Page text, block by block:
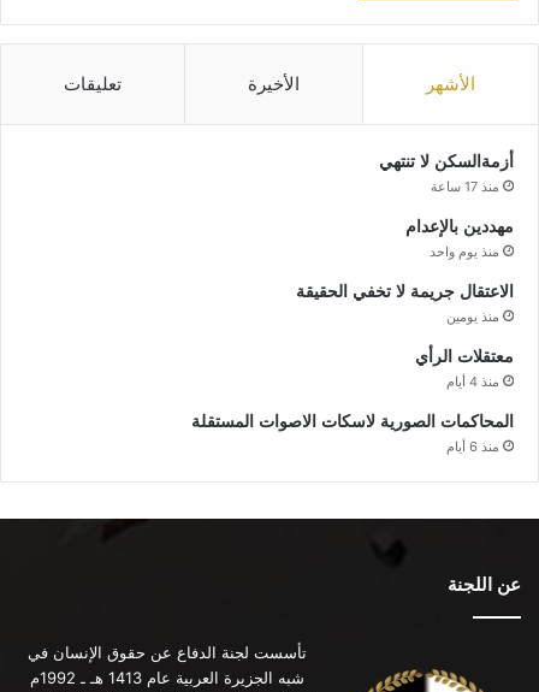
الأشهر الأخيرة تعليقات
أزمةالسكن لا تنتهي
منذ 17 ساعة
مهددين بالإعدام
منذ يوم واحد
الاعتقال جريمة لا تخفي الحقيقة
منذ يومين
معتقلات الرأي
منذ 4 أيام
المحاكمات الصورية لاسكات الاصوات المستقلة
منذ 6 أيام
عن اللجنة
تأسست لجنة الدفاع عن حقوق الإنسان في
شبه الجزيرة العربية عام 1413 هـ ـ 1992م